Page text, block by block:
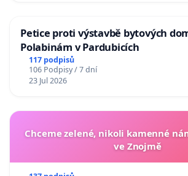
Petice proti výstavbě bytových
Polabinám v Pardubicích
117 podpisů
106 Podpisy / 7 dní
23 Jul 2026
Chceme zelené, nikoli kamenné
ve Znojmě